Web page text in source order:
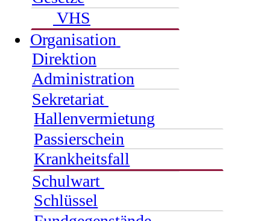
VHS
Organisation
Direktion
Administration
Sekretariat
Hallenvermietung
Passierschein
Krankheitsfall
Schulwart
Schlüssel